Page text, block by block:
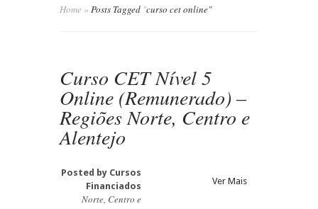
Home » Posts Tagged "curso cet online"
Curso CET Nível 5
Online (Remunerado) –
Regiões Norte, Centro e
Alentejo
Posted by Cursos
Financiados
Norte, Centro e
Ver Mais